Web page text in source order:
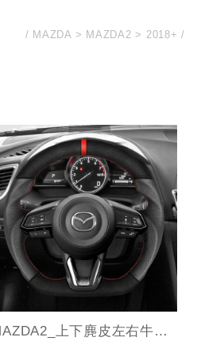
MAZDA MAZDA2 2018+
MAZDA2_上下麂皮左右牛皮(紅環)款